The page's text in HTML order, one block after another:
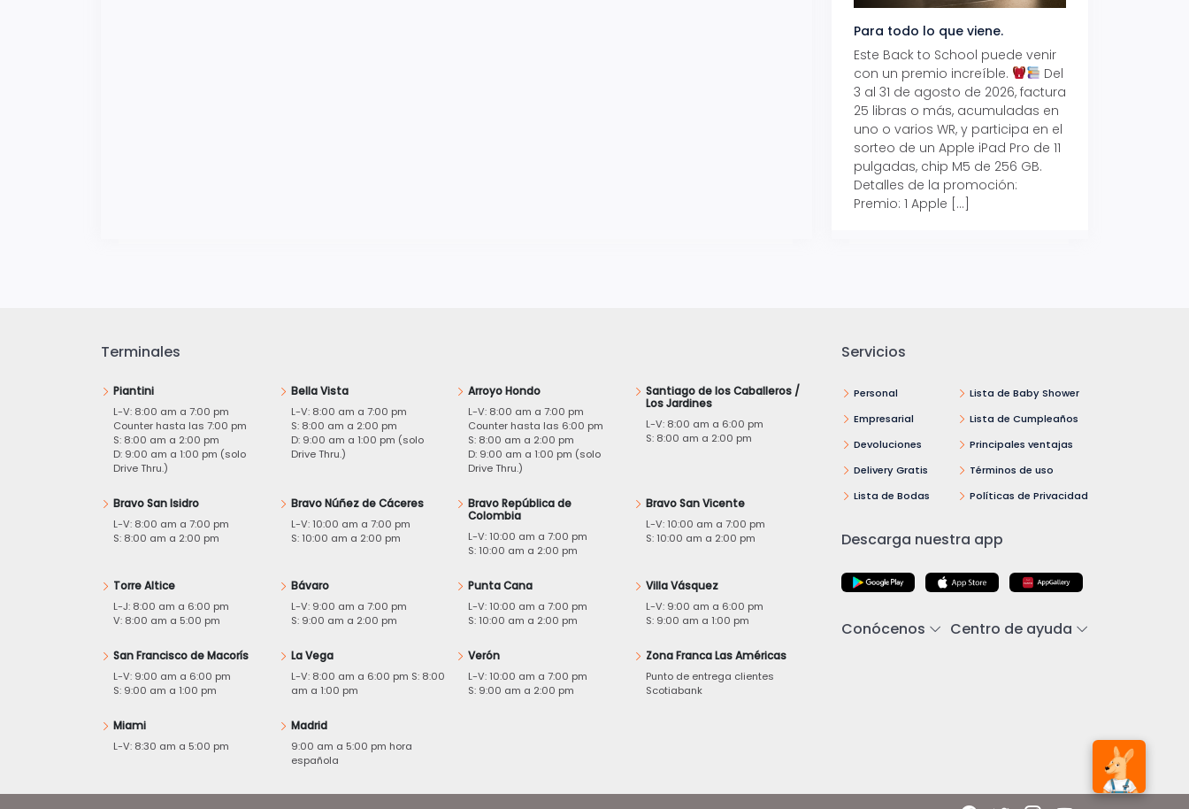
Para todo lo que viene.
Este Back to School puede venir
con un premio increíble.
Del
3 al 31 de agosto de 2026, factura
25 libras o más, acumuladas en
uno o varios WR, y participa en el
sorteo de un Apple iPad Pro de 11
pulgadas, chip M5 de 256 GB.
Detalles de la promoción:
Premio: 1 Apple […]
Terminales
Piantini
L-V: 8:00 am a 7:00 pm
Counter hasta las 7:00 pm
S: 8:00 am a 2:00 pm
D: 9:00 am a 1:00 pm (solo
Drive Thru.)
Bella Vista
L-V: 8:00 am a 7:00 pm
S: 8:00 am a 2:00 pm
D: 9:00 am a 1:00 pm (solo
Drive Thru.)
Arroyo Hondo
L-V: 8:00 am a 7:00 pm
Counter hasta las 6:00 pm
S: 8:00 am a 2:00 pm
D: 9:00 am a 1:00 pm (solo
Drive Thru.)
Santiago de los Caballeros /
Los Jardines
L-V: 8:00 am a 6:00 pm
S: 8:00 am a 2:00 pm
Bravo San Isidro
L-V: 8:00 am a 7:00 pm
S: 8:00 am a 2:00 pm
Bravo Núñez de Cáceres
L-V: 10:00 am a 7:00 pm
S: 10:00 am a 2:00 pm
Bravo República de
Colombia
L-V: 10:00 am a 7:00 pm
S: 10:00 am a 2:00 pm
Bravo San Vicente
L-V: 10:00 am a 7:00 pm
S: 10:00 am a 2:00 pm
Torre Altice
L-J: 8:00 am a 6:00 pm
V: 8:00 am a 5:00 pm
Bávaro
L-V: 9:00 am a 7:00 pm
S: 9:00 am a 2:00 pm
Punta Cana
L-V: 10:00 am a 7:00 pm
S: 10:00 am a 2:00 pm
Villa Vásquez
L-V: 9:00 am a 6:00 pm
S: 9:00 am a 1:00 pm
San Francisco de Macorís
L-V: 9:00 am a 6:00 pm
S: 9:00 am a 1:00 pm
La Vega
L-V: 8:00 am a 6:00 pm S: 8:00
am a 1:00 pm
Verón
L-V: 10:00 am a 7:00 pm
S: 9:00 am a 2:00 pm
Zona Franca Las Américas
Punto de entrega clientes
Scotiabank
Miami
L-V: 8:30 am a 5:00 pm
Madrid
9:00 am a 5:00 pm hora
española
Servicios
Personal
Empresarial
Devoluciones
Delivery Gratis
Lista de Bodas
Lista de Baby Shower
Lista de Cumpleaños
Principales ventajas
Términos de uso
Políticas de Privacidad
Descarga nuestra app
Conócenos Centro de ayuda